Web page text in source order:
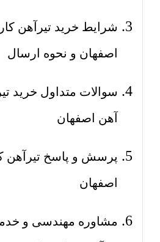
شرایط خرید تیرآهن
اصفهان و نحوه ارسال
سوالات متداول خرید
آهن اصفهان
پرسش و پاسخ تیرآهن
اصفهان
مشاوره مهندسی و